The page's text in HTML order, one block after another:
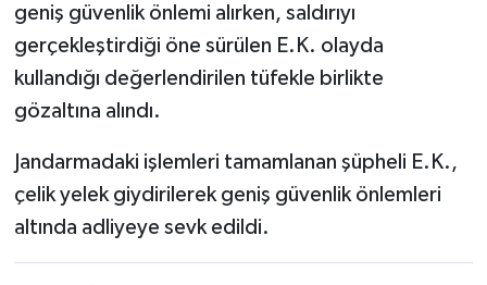
geniş güvenlik önlemi alırken, saldırıyı
gerçekleştirdiği öne sürülen E.K. olayda
kullandığı değerlendirilen tüfekle birlikte
gözaltına alındı.
Jandarmadaki işlemleri tamamlanan şüpheli E.K.,
çelik yelek giydirilerek geniş güvenlik önlemleri
altında adliyeye sevk edildi.